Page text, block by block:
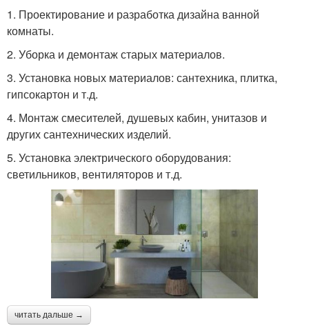
1. Проектирование и разработка дизайна ванной
комнаты.
2. Уборка и демонтаж старых материалов.
3. Установка новых материалов: сантехника, плитка,
гипсокартон и т.д.
4. Монтаж смесителей, душевых кабин, унитазов и
других сантехнических изделий.
5. Установка электрического оборудования:
светильников, вентиляторов и т.д.
читать дальше →